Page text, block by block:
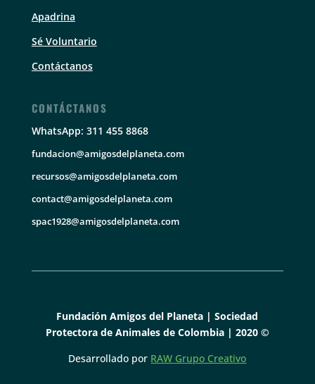
Apadrina
Sé Voluntario
Contáctanos
CONTÁCTANOS
WhatsApp: 311 455 8868
fundacion@amigosdelplaneta.com
recursos@amigosdelplaneta.com
contact@amigosdelplaneta.com
spac1928@amigosdelplaneta.com
Fundación Amigos del Planeta | Sociedad
Protectora de Animales de Colombia | 2020 ©
Desarrollado por RAW Grupo Creativo